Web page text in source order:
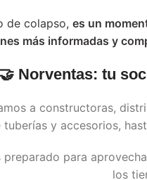
de colapso, es un
más informadas y
🤝 Norventas: tu
a constructoras,
tuberías y accesorios,
preparado para
los